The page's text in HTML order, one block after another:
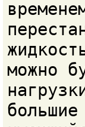
можно